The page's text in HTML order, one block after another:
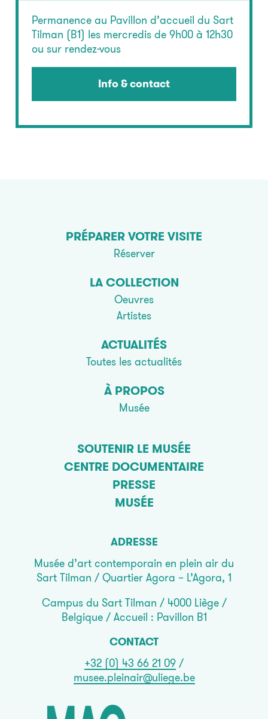
Permanence au Pavillon d’accueil du Sart
Tilman (B1) les mercredis de 9h00 à 12h30
ou sur rendez-vous
Info & contact
PRÉPARER VOTRE VISITE
Réserver
LA COLLECTION
Oeuvres
Artistes
ACTUALITÉS
Toutes les actualités
À PROPOS
Musée
SOUTENIR LE MUSÉE
CENTRE DOCUMENTAIRE
PRESSE
MUSÉE
ADRESSE
Musée d’art contemporain en plein air du
Sart Tilman / Quartier Agora – L’Agora, 1
Campus du Sart Tilman / 4000 Liège /
Belgique / Accueil : Pavillon B1
CONTACT
+32 (0) 43 66 21 09 /
musee.pleinair@uliege.be